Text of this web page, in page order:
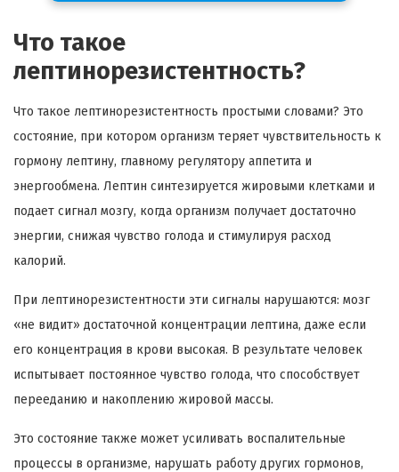
Что такое
лептинорезистентность?
Что такое лептинорезистентность простыми словами? Это
состояние, при котором организм теряет чувствительность к
гормону лептину, главному регулятору аппетита и
энергообмена. Лептин синтезируется жировыми клетками и
подает сигнал мозгу, когда организм получает достаточно
энергии, снижая чувство голода и стимулируя расход
калорий.
При лептинорезистентности эти сигналы нарушаются: мозг
«не видит» достаточной концентрации лептина, даже если
его концентрация в крови высокая. В результате человек
испытывает постоянное чувство голода, что способствует
перееданию и накоплению жировой массы.
Это состояние также может усиливать воспалительные
процессы в организме, нарушать работу других гормонов,